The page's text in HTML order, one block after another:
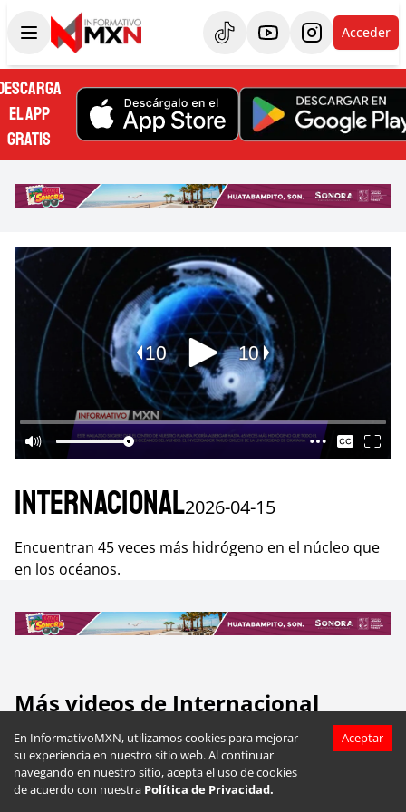
En InformativoMXN, utilizamos cookies para mejorar
su experiencia en nuestro sitio web. Al continuar
navegando en nuestro sitio, acepta el uso de cookies
de acuerdo con nuestra Política de Privacidad.
Aceptar
Acceder
EL APP
GRATIS
Internacional2026-04-15
Encuentran 45 veces más hidrógeno en el núcleo que
en los océanos.
Más videos de Internacional